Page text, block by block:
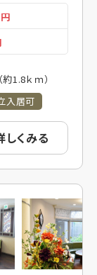
1.8ｋｍ）
入居可
しくみる